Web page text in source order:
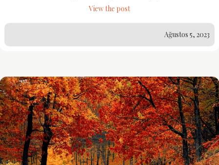
View the post
Ağustos 5, 2023